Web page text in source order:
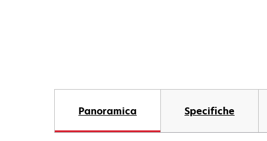
Panoramica Specifiche